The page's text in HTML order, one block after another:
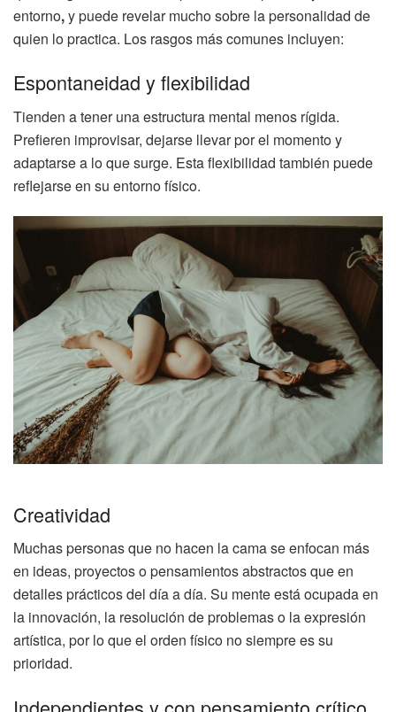
entorno,y puede revelar mucho sobre la personalidad de
quien lo practica. Los rasgos más comunes incluyen:
Espontaneidad y flexibilidad
Tienden a tener una estructura mental menos rígida.
Prefieren improvisar, dejarse llevar por el momento y
adaptarse a lo que surge. Esta flexibilidad también puede
reflejarse en su entorno físico.
Creatividad
Muchas personas que no hacen la cama se enfocan más
en ideas, proyectos o pensamientos abstractos que en
detalles prácticos del día a día. Su mente está ocupada en
la innovación, la resolución de problemas o la expresión
artística, por lo que el orden físico no siempre es su
prioridad.